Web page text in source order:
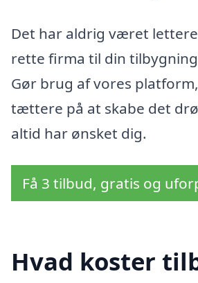
Det har aldrig været
rette firma til din tilbygning
Gør brug af vores
tættere på at skabe det
altid har ønsket dig.
Få 3 tilbud, gratis og
Hvad koster